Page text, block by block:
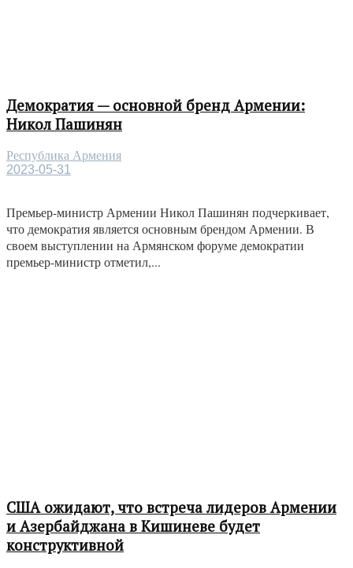
Демократия — основной бренд Армении:
Никол Пашинян
Республика Армения
2023-05-31
Премьер-министр Армении Никол Пашинян подчеркивает,
что демократия является основным брендом Армении. В
своем выступлении на Армянском форуме демократии
премьер-министр отметил,...
США ожидают, что встреча лидеров Армении
и Азербайджана в Кишиневе будет
конструктивной